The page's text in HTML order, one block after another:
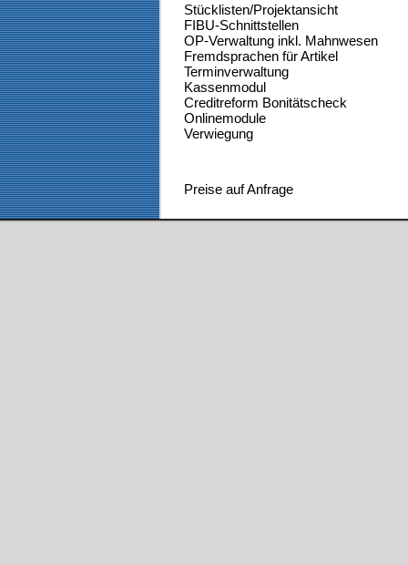
Stücklisten/Projektansicht
FIBU-Schnittstellen
OP-Verwaltung inkl. Mahnwesen
Fremdsprachen für Artikel
Terminverwaltung
Kassenmodul
Creditreform Bonitätscheck
Onlinemodule
Verwiegung
Preise auf Anfrage